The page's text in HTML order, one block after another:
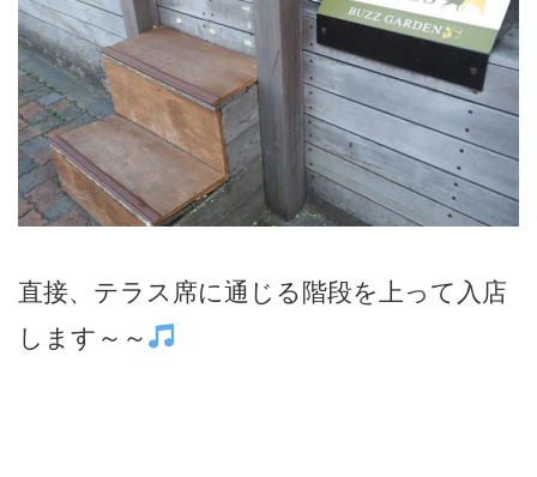
直接、テラス席に通じる階段を上って入店
します～～